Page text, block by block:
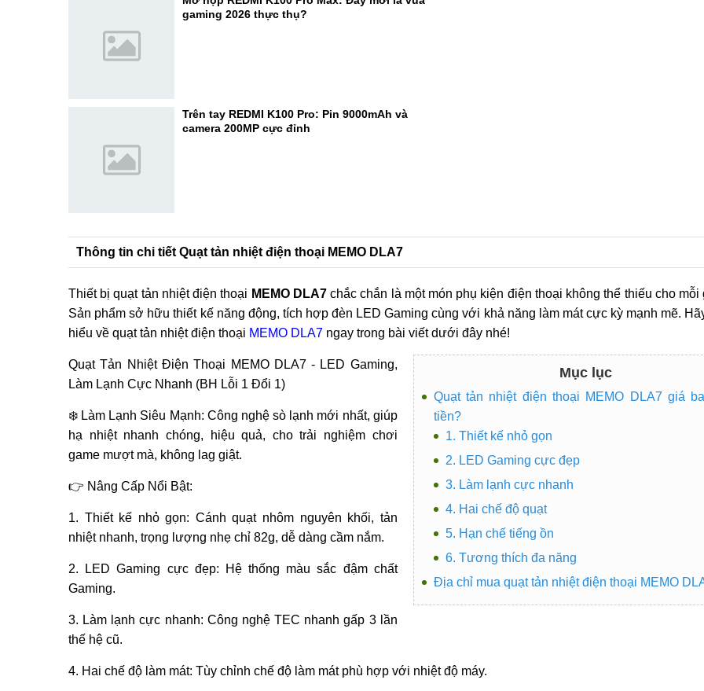
gaming 2026 thực thụ?
Trên tay REDMI K100 Pro: Pin 9000mAh và
camera 200MP cực đỉnh
Thông tin chi tiết Quạt tản nhiệt điện thoại MEMO DLA7
Thiết bị quạt tản nhiệt điện thoại MEMO DLA7chắc chắn là một món phụ kiện điện thoại không thể thiếu cho mỗi
Sản phẩm sở hữu thiết kế năng động, tích hợp đèn LED Gaming cùng với khả năng làm mát cực kỳ mạnh mẽ.
hiểu về quạt tản nhiệt điện thoại MEMO DLA7 ngay trong bài viết dưới đây nhé!
Mục lục
Quạt tản nhiệt điện thoại MEMO DLA7 giá
tiền?
1. Thiết kế nhỏ gọn
2. LED Gaming cực đẹp
3. Làm lạnh cực nhanh
4. Hai chế độ quạt
5. Hạn chế tiếng ồn
6. Tương thích đa năng
Địa chỉ mua quạt tản nhiệt điện thoại MEMO
Quạt Tản Nhiệt Điện Thoại MEMO DLA7 - LED Gaming,
Làm Lạnh Cực Nhanh (BH Lỗi 1 Đổi 1)
❄️ Làm Lạnh Siêu Mạnh: Công nghệ sò lạnh mới nhất, giúp
hạ nhiệt nhanh chóng, hiệu quả, cho trải nghiệm chơi
game mượt mà, không lag giật.
👉 Nâng Cấp Nổi Bật:
1. Thiết kế nhỏ gọn: Cánh quạt nhôm nguyên khối, tản
nhiệt nhanh, trọng lượng nhẹ chỉ 82g, dễ dàng cầm nắm.
2. LED Gaming cực đẹp: Hệ thống màu sắc đậm chất
Gaming.
3. Làm lạnh cực nhanh: Công nghệ TEC nhanh gấp 3 lần
thế hệ cũ.
4. Hai chế độ làm mát: Tùy chỉnh chế độ làm mát phù hợp với nhiệt độ máy.